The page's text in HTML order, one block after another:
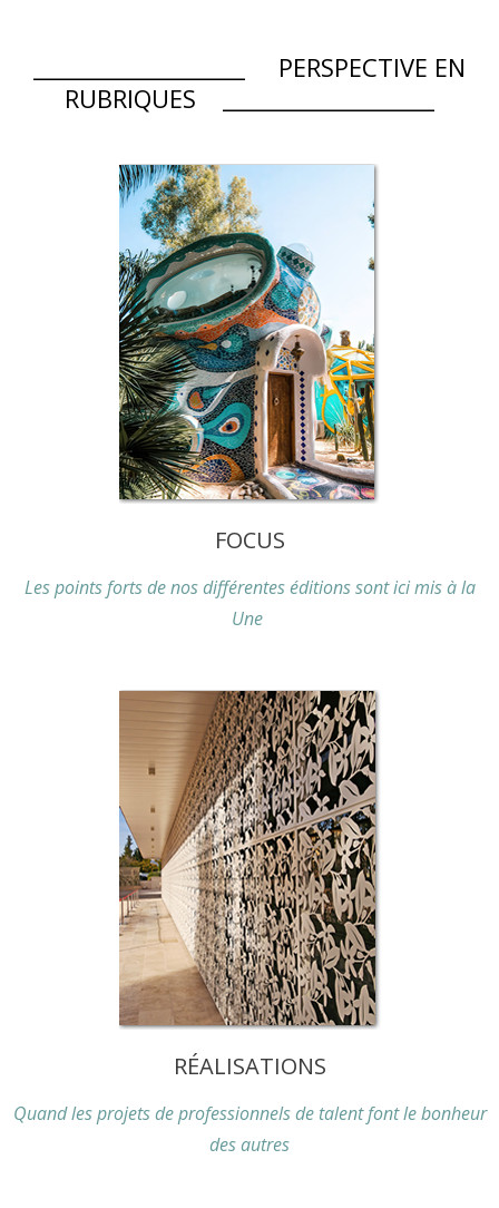
___________________ PERSPECTIVE EN
RUBRIQUES ___________________
FOCUS
Les points forts de nos différentes éditions sont ici mis à la
Une
RÉALISATIONS
Quand les projets de professionnels de talent font le bonheur
des autres